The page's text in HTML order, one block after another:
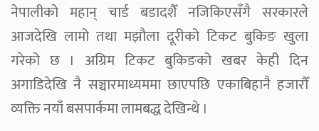
नेपालीको महान् चार्ड बडादशैँ नजिकिएसँगै सरकारले
आजदेखि लामो तथा मझौला दूरीको टिकट बुकिङ खुला
गरेको छ । अग्रिम टिकट बुकिङको खबर केही दिन
अगाडिदेखि नै सञ्चारमाध्यममा छाएपछि एकाबिहानै हजारौँ
व्यक्ति नयाँ बसपार्कमा लामबद्ध देखिन्थे ।